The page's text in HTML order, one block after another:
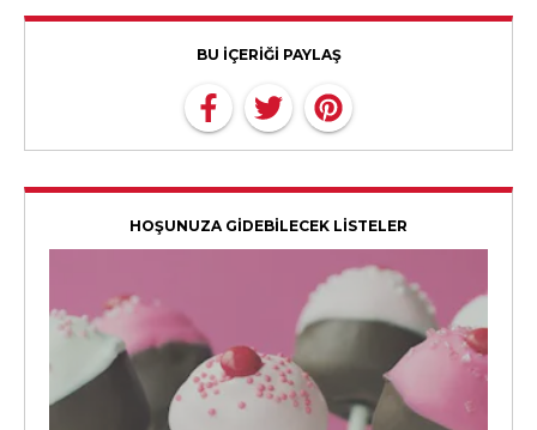
BU İÇERİĞİ PAYLAŞ
HOŞUNUZA GİDEBİLECEK LİSTELER